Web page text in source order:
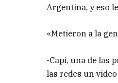
Argentina, y eso
«Metieron a la
-Capi, una de las
las redes un